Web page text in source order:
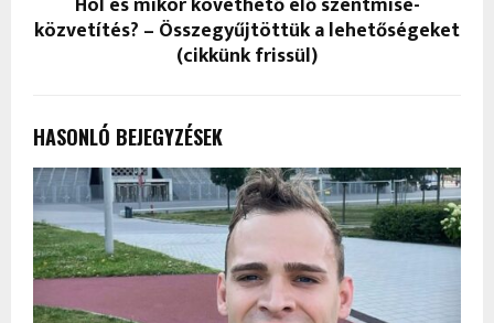
közvetítés? – Összegyűjtöttük a lehetőségeket
(cikkünk frissül)
HASONLÓ BEJEGYZÉSEK